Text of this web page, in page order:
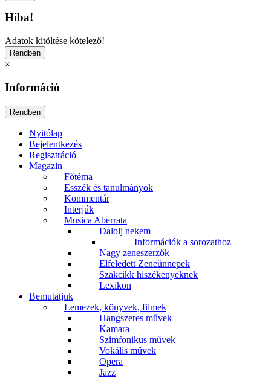
Hiba!
Adatok kitöltése kötelező!
×
Információ
Nyitólap
Bejelentkezés
Regisztráció
Magazin
Főtéma
Esszék és tanulmányok
Kommentár
Interjúk
Musica Aberrata
Dalolj nekem
Információk a sorozathoz
Nagy zeneszerzők
Elfeledett Zeneünnepek
Szakcikk hiszékenyeknek
Lexikon
Bemutatjuk
Lemezek, könyvek, filmek
Hangszeres művek
Kamara
Szimfonikus művek
Vokális művek
Opera
Jazz